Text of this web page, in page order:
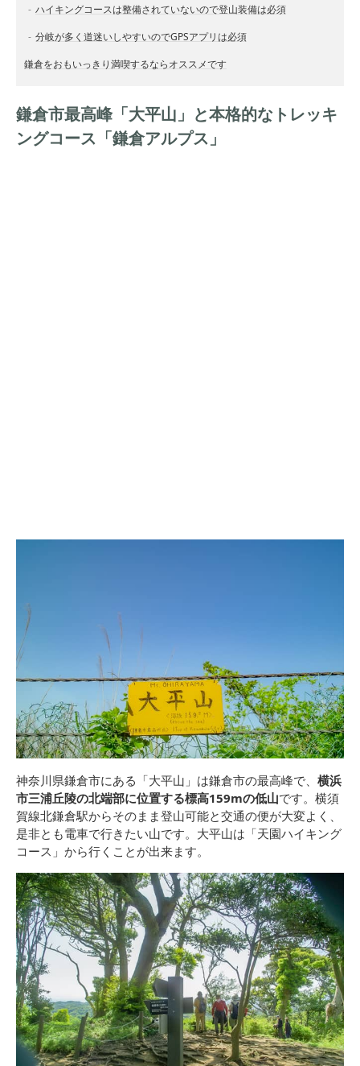
ハイキングコースは整備されていないので登山装備は必須
分岐が多く道迷いしやすいのでGPSアプリは必須
鎌倉をおもいっきり満喫するならオススメです
鎌倉市最高峰「大平山」と本格的なトレッキ
ングコース「鎌倉アルプス」
神奈川県鎌倉市にある「大平山」は鎌倉市の最高峰で、 横浜
市三浦丘陵の北端部に位置する標高159mの低山です。横須
賀線北鎌倉駅からそのまま登山可能と交通の便が大変よく、
是非とも電車で行きたい山です。大平山は「天園ハイキング
コース」から行くことが出来ます。